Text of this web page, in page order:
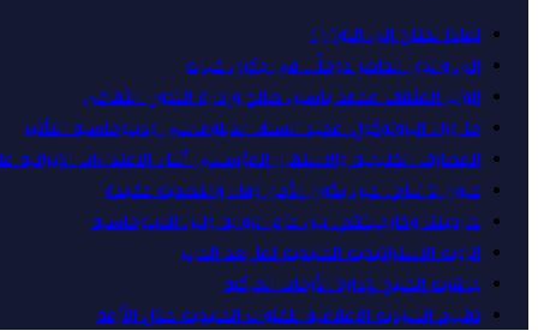
لماذا نحتاج إلى التوازن؟
إلى والدِي الحاضرِ دوماً… في ذِكرى غيابِه
الوزير المثقف محمد ياسين صالح وإدارة التحول الثقافي
ما وراء البروتوكول: عميد السلك الدبلوماسي ودبلوماسية التأثير
المصارف الخليجية والاستقرار المؤسسي أثناء الاعتداءات
عيون لا تنام.. حين يكون الأمن وفاء والتضحية عقيدة
خارجيتنا وخارجيتهم.. بين حزم الرواية ولين الدبلوماسية
الرؤية الاستراتيجية الخليجية لما بعد الحرب
جاهزية الخليج لإدارة الأزمات المركبة
تقييم السردية الإعلامية للقنوات الخليجية خلال الأزمة